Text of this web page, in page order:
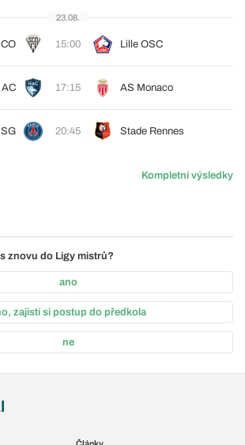
23.08.
15:00 Lille OSC
AC 17:15 AS Monaco
20:45 Stade Rennes
Kompletní výsledky
znovu do Ligy mistrů?
ano
zajistí si postup do předkola
ne